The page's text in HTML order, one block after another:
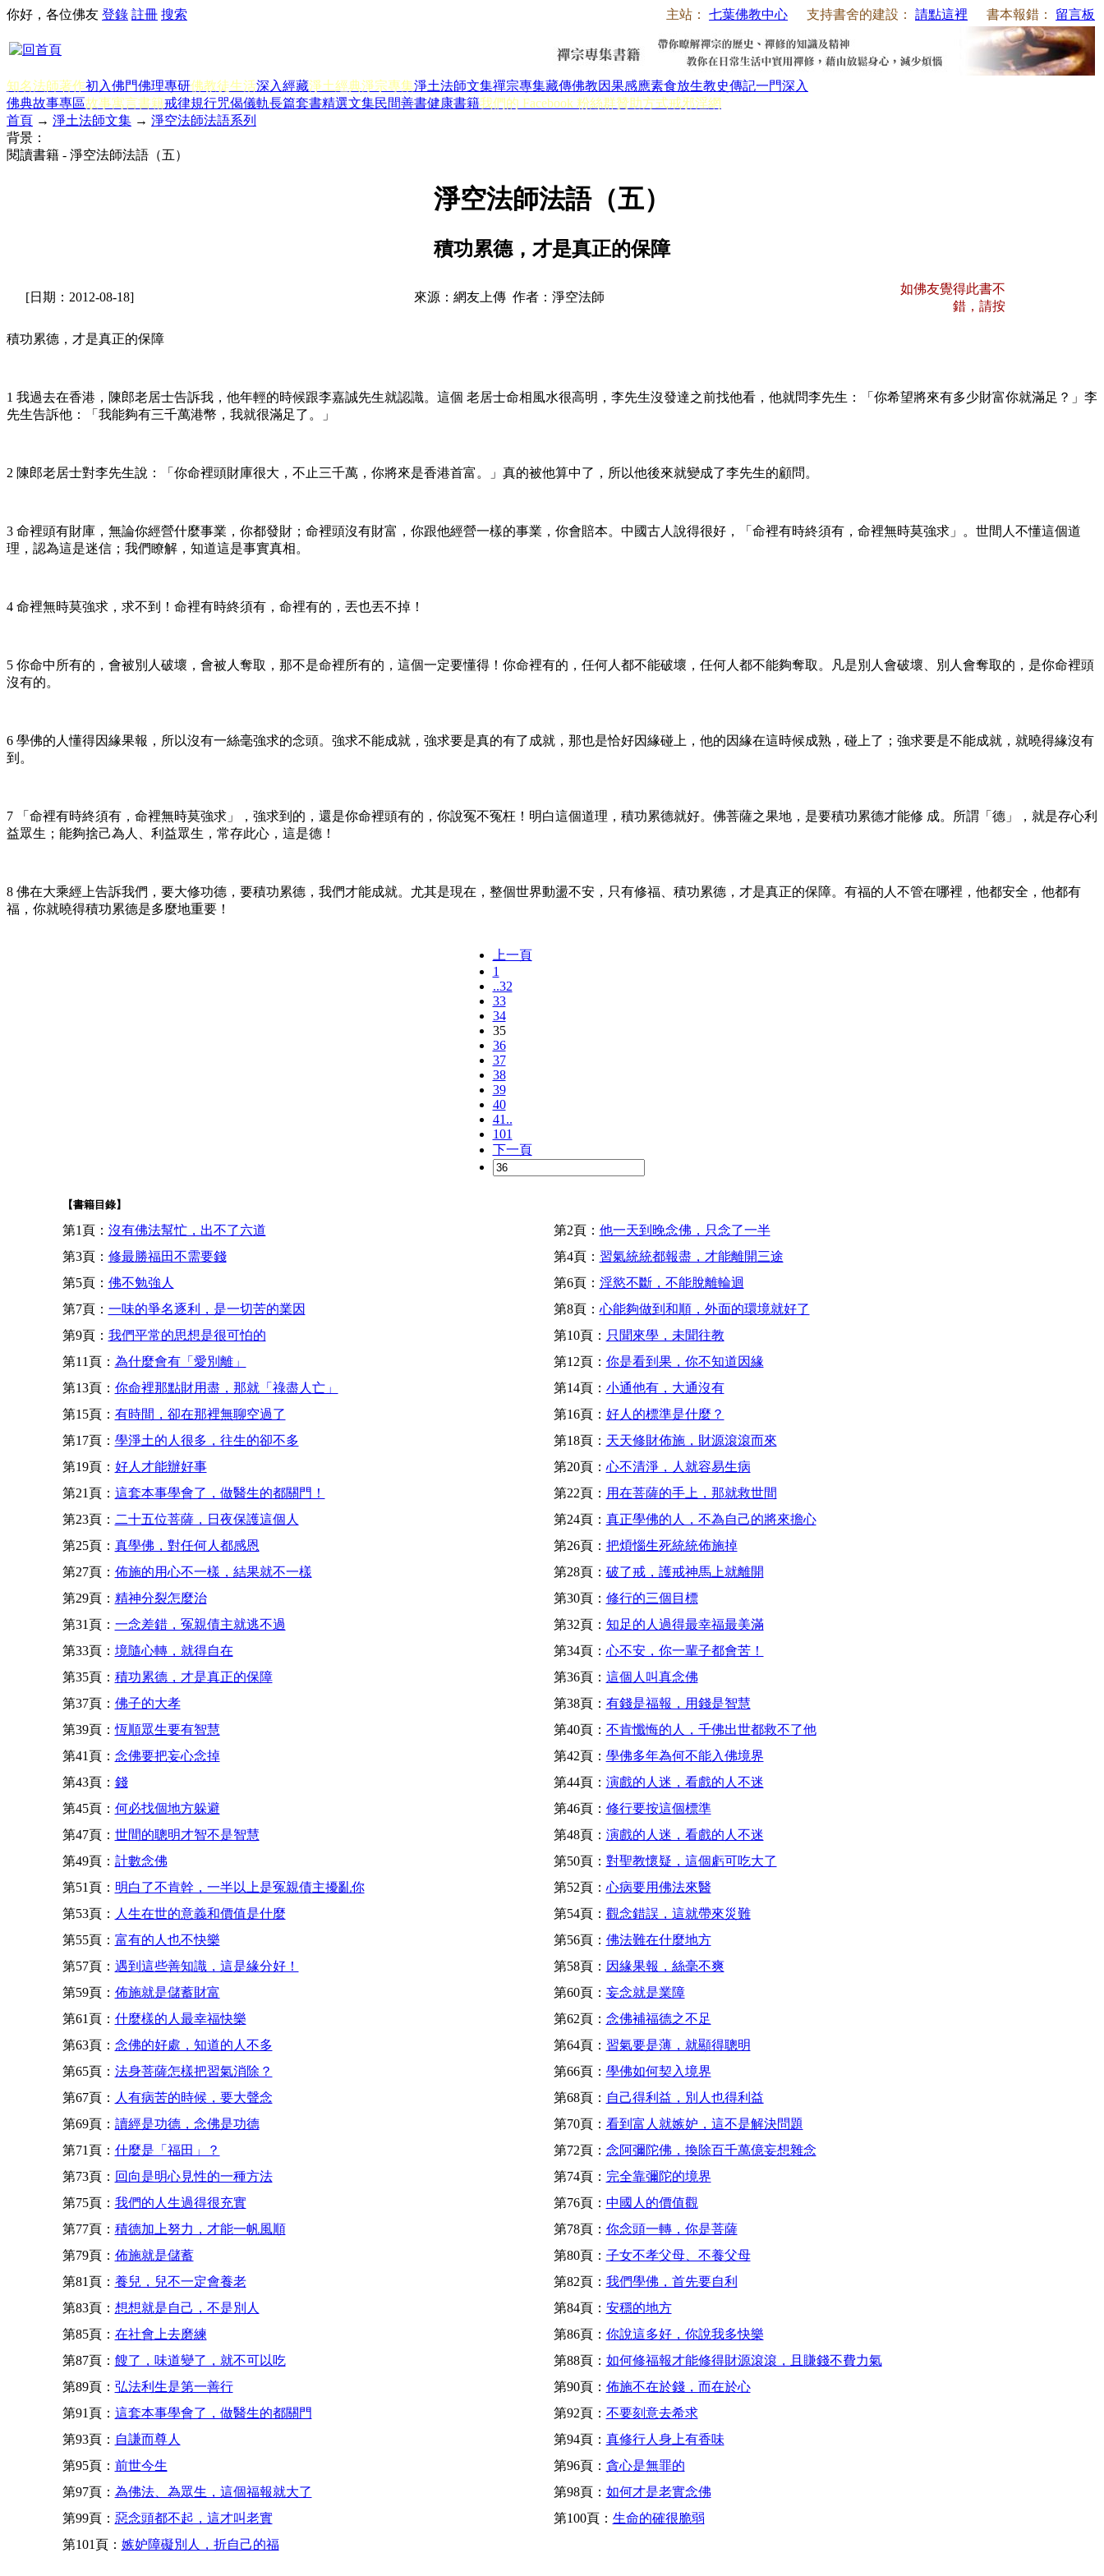
主站： 七葉佛教中心 支持書舍的建設： 請點這裡 書本報錯： 留言板
你好，各位佛友 登錄 註冊 搜索
知名法師著作初入佛門佛理專研佛教徒生活深入經藏淨土經典淨宗專集淨土法師文集禪宗專集藏傳佛教因果感應素食放生教史傳記一門深入
佛典故事專區故事寓言書籍戒律規行咒偈儀軌長篇套書精選文集民間善書健康書籍我們的 Facebook 粉絲群贊助方式戒邪淫網
首頁 → 淨土法師文集 → 淨空法師法語系列
背景：
閱讀書籍 - 淨空法師法語（五）
淨空法師法語（五）
積功累德，才是真正的保障
[日期：2012-08-18] 來源：網友上傳 作者：淨空法師
如佛友覺得此書不
錯，請按
積功累德，才是真正的保障
1 我過去在香港，陳郎老居士告訴我，他年輕的時候跟李嘉誠先生就認識。這個 老居士命相風水很高明，李先生沒發達之前找他看，他就問李先生：「你希望將來有多少財富你就滿足？」李
先生告訴他：「我能夠有三千萬港幣，我就很滿足了。」
2 陳郎老居士對李先生說：「你命裡頭財庫很大，不止三千萬，你將來是香港首富。」真的被他算中了，所以他後來就變成了李先生的顧問。
3 命裡頭有財庫，無論你經營什麼事業，你都發財；命裡頭沒有財富，你跟他經營一樣的事業，你會賠本。中國古人說得很好，「命裡有時終須有，命裡無時莫強求」。世間人不懂這個道
理，認為這是迷信；我們瞭解，知道這是事實真相。
4 命裡無時莫強求，求不到！命裡有時終須有，命裡有的，丟也丟不掉！
5 你命中所有的，會被別人破壞，會被人奪取，那不是命裡所有的，這個一定要懂得！你命裡有的，任何人都不能破壞，任何人都不能夠奪取。凡是別人會破壞、別人會奪取的，是你命裡頭
沒有的。
6 學佛的人懂得因緣果報，所以沒有一絲毫強求的念頭。強求不能成就，強求要是真的有了成就，那也是恰好因緣碰上，他的因緣在這時候成熟，碰上了；強求要是不能成就，就曉得緣沒有
到。
7 「命裡有時終須有，命裡無時莫強求」，強求到的，還是你命裡頭有的，你說冤不冤枉！明白這個道理，積功累德就好。佛菩薩之果地，是要積功累德才能修 成。所謂「德」，就是存心利
益眾生；能夠捨己為人、利益眾生，常存此心，這是德！
8 佛在大乘經上告訴我們，要大修功德，要積功累德，我們才能成就。尤其是現在，整個世界動盪不安，只有修福、積功累德，才是真正的保障。有福的人不管在哪裡，他都安全，他都有
福，你就曉得積功累德是多麼地重要！
上一頁
1
..32
33
34
35
36
37
38
39
40
41..
101
下一頁
【書籍目錄】
第1頁： 沒有佛法幫忙，出不了六道 第2頁： 他一天到晚念佛，只念了一半
第3頁： 修最勝福田不需要錢 第4頁： 習氣統統都報盡，才能離開三途
第5頁： 佛不勉強人 第6頁： 淫慾不斷，不能脫離輪迴
第7頁： 一味的爭名逐利，是一切苦的業因 第8頁： 心能夠做到和順，外面的環境就好了
第9頁： 我們平常的思想是很可怕的 第10頁： 只聞來學，未聞往教
第11頁： 為什麼會有「愛別離」 第12頁： 你是看到果，你不知道因緣
第13頁： 你命裡那點財用盡，那就「祿盡人亡」 第14頁： 小通他有，大通沒有
第15頁： 有時間，卻在那裡無聊空過了 第16頁： 好人的標準是什麼？
第17頁： 學淨土的人很多，往生的卻不多 第18頁： 天天修財佈施，財源滾滾而來
第19頁： 好人才能辦好事 第20頁： 心不清淨，人就容易生病
第21頁： 這套本事學會了，做醫生的都關門！ 第22頁： 用在菩薩的手上，那就救世間
第23頁： 二十五位菩薩，日夜保護這個人 第24頁： 真正學佛的人，不為自己的將來擔心
第25頁： 真學佛，對任何人都感恩 第26頁： 把煩惱生死統統佈施掉
第27頁： 佈施的用心不一樣，結果就不一樣 第28頁： 破了戒，護戒神馬上就離開
第29頁： 精神分裂怎麼治 第30頁： 修行的三個目標
第31頁： 一念差錯，冤親債主就逃不過 第32頁： 知足的人過得最幸福最美滿
第33頁： 境隨心轉，就得自在 第34頁： 心不安，你一輩子都會苦！
第35頁： 積功累德，才是真正的保障 第36頁： 這個人叫真念佛
第37頁： 佛子的大孝 第38頁： 有錢是福報，用錢是智慧
第39頁：恆順眾生要有智慧 第40頁： 不肯懺悔的人，千佛出世都救不了他
第41頁： 念佛要把妄心念掉 第42頁： 學佛多年為何不能入佛境界
第43頁： 錢 第44頁： 演戲的人迷，看戲的人不迷
第45頁： 何必找個地方躲避 第46頁： 修行要按這個標準
第47頁： 世間的聰明才智不是智慧 第48頁： 演戲的人迷，看戲的人不迷
第49頁： 計數念佛 第50頁： 對聖教懷疑，這個虧可吃大了
第51頁： 明白了不肯幹，一半以上是冤親債主擾亂你 第52頁： 心病要用佛法來醫
第53頁： 人生在世的意義和價值是什麼 第54頁： 觀念錯誤，這就帶來災難
第55頁： 富有的人也不快樂 第56頁： 佛法難在什麼地方
第57頁： 遇到這些善知識，這是緣分好！ 第58頁： 因緣果報，絲毫不爽
第59頁： 佈施就是儲蓄財富 第60頁： 妄念就是業障
第61頁： 什麼樣的人最幸福快樂 第62頁： 念佛補福德之不足
第63頁： 念佛的好處，知道的人不多 第64頁： 習氣要是薄，就顯得聰明
第65頁： 法身菩薩怎樣把習氣消除？ 第66頁： 學佛如何契入境界
第67頁： 人有病苦的時候，要大聲念 第68頁： 自己得利益，別人也得利益
第69頁： 讀經是功德，念佛是功德 第70頁： 看到富人就嫉妒，這不是解決問題
第71頁： 什麼是「福田」？ 第72頁： 念阿彌陀佛，換除百千萬億妄想雜念
第73頁： 回向是明心見性的一種方法 第74頁： 完全靠彌陀的境界
第75頁： 我們的人生過得很充實 第76頁： 中國人的價值觀
第77頁： 積德加上努力，才能一帆風順 第78頁： 你念頭一轉，你是菩薩
第79頁： 佈施就是儲蓄 第80頁： 子女不孝父母、不養父母
第81頁： 養兒，兒不一定會養老 第82頁： 我們學佛，首先要自利
第83頁： 想想就是自己，不是別人 第84頁： 安穩的地方
第85頁： 在社會上去磨練 第86頁： 你說這多好，你說我多快樂
第87頁： 餿了，味道變了，就不可以吃 第88頁： 如何修福報才能修得財源滾滾，且賺錢不費力氣
第89頁： 弘法利生是第一善行 第90頁： 佈施不在於錢，而在於心
第91頁： 這套本事學會了，做醫生的都關門 第92頁： 不要刻意去希求
第93頁： 自謙而尊人 第94頁： 真修行人身上有香味
第95頁： 前世今生 第96頁： 貪心是無罪的
第97頁： 為佛法、為眾生，這個福報就大了 第98頁： 如何才是老實念佛
第99頁： 惡念頭都不起，這才叫老實 第100頁： 生命的確很脆弱
第101頁： 嫉妒障礙別人，折自己的福